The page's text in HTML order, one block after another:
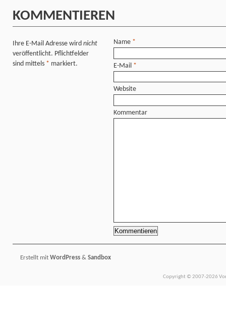
KOMMENTIEREN
Ihre E-Mail Adresse wird nicht
veröffentlicht. Pflichtfelder
sind mittels * markiert.
Name *
E-Mail *
Website
Kommentar
Erstellt mit WordPress & Sandbox
Copyright © 2007-2026